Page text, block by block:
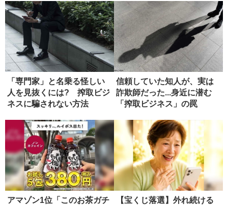
「専門家」と名乗る怪しい
人を見抜くには? 搾取ビジ
ネスに騙されない方法
信頼していた知人が、実は
詐欺師だった...身近に潜む
「搾取ビジネス」の罠
アマゾン1位「このお茶ガチ
【宝くじ落選】外れ続ける